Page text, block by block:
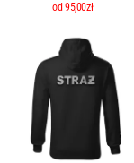
od 95,00zł